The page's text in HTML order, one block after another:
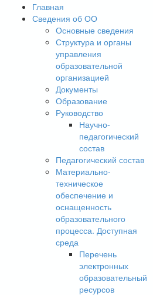
Главная
Сведения об ОО
Основные сведения
Структура и органы
управления
образовательной
организацией
Документы
Образование
Руководство
Научно-
педагогический
состав
Педагогический состав
Материально-
техническое
обеспечение и
оснащенность
образовательного
процесса. Доступная
среда
Перечень
электронных
образовательный
ресурсов